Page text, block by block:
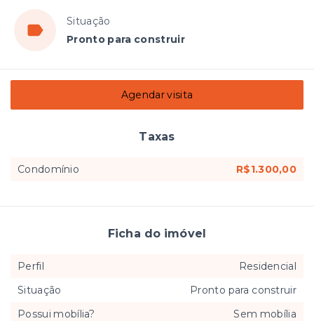
Situação
Pronto para construir
Agendar visita
Taxas
Condomínio R$1.300,00
Ficha do imóvel
Perfil
Residencial
Situação
Pronto para construir
Possui mobília?
Sem mobília